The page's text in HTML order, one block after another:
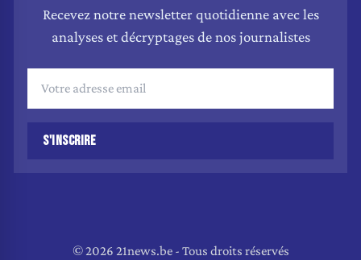
Recevez notre newsletter quotidienne avec les
analyses et décryptages de nos journalistes
S'INSCRIRE
© 2026 21news.be - Tous droits réservés